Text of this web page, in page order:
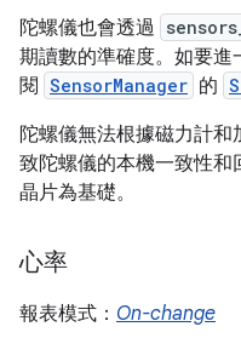
陀螺儀也會透過
期讀數的準確度。如要進
閱 SensorManager 的
陀螺儀無法根據磁力計
致陀螺儀的本機一致性
晶片為基礎。
心率
報表模式： On-change